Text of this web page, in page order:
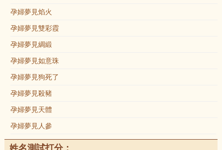
孕婦夢見焰火
孕婦夢見雙彩霞
孕婦夢見綢緞
孕婦夢見如意珠
孕婦夢見狗死了
孕婦夢見殺豬
孕婦夢見天體
孕婦夢見人參
姓名測試打分：